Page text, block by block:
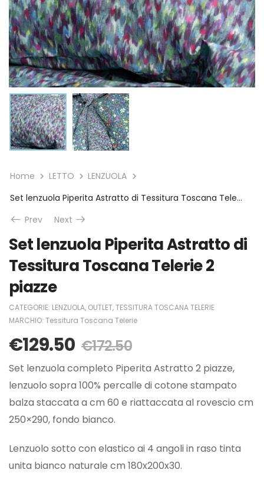
Home LETTO
LENZUOLA
Set lenzuola Piperita Astratto di Tessitura Toscana Telerie 2 piazze
Prev
Next
Set lenzuola Piperita Astratto di
Tessitura Toscana Telerie 2
piazze
CATEGORIE: LENZUOLA, OUTLET,TESSITURA TOSCANA TELERIE
MARCHIO: Tessitura Toscana Telerie
€129.50 €172.50
Set lenzuola completo Piperita Astratto 2 piazze,
lenzuolo sopra 100% percalle di cotone stampato
balza staccata a cm 60 e riattaccata al rovescio cm
250×290, fondo bianco.
Lenzuolo sotto con elastico ai 4 angoli in raso tinta
unita bianco naturale cm 180x200x30.